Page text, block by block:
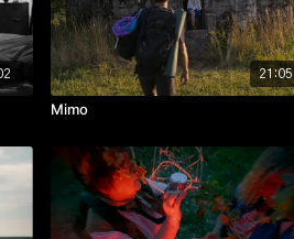
21:05
Mimo